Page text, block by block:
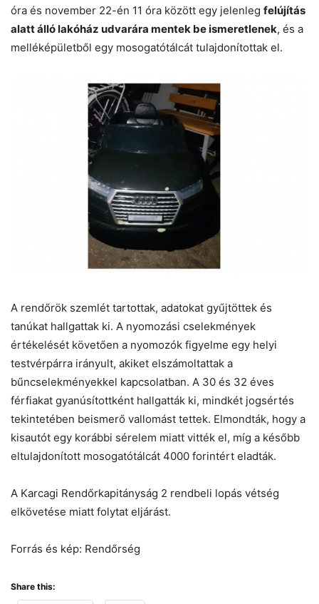
óra és november 22-én 11 óra között egy jelenleg felújítás
alatt álló lakóház udvarára mentek be ismeretlenek, és a
melléképületből egy mosogatótálcát tulajdonítottak el.
A rendőrök szemlét tartottak, adatokat gyűjtöttek és
tanúkat hallgattak ki. A nyomozási cselekmények
értékelését követően a nyomozók figyelme egy helyi
testvérpárra irányult, akiket elszámoltattak a
bűncselekményekkel kapcsolatban. A 30 és 32 éves
férfiakat gyanúsítottként hallgatták ki, mindkét jogsértés
tekintetében beismerő vallomást tettek. Elmondták, hogy a
kisautót egy korábbi sérelem miatt vitték el, míg a később
eltulajdonított mosogatótálcát 4000 forintért eladták.
A Karcagi Rendőrkapitányság 2 rendbeli lopás vétség
elkövetése miatt folytat eljárást.
Forrás és kép: Rendőrség
Share this: